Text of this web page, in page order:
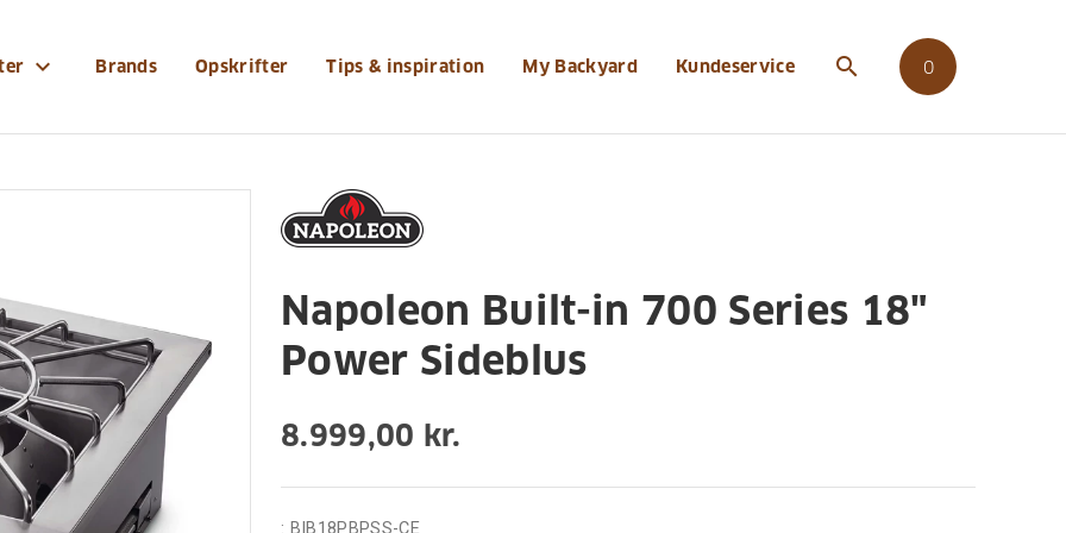
expand_more Brands Opskrifter Tips & inspiration My Backyard Kundeservice search 0
Napoleon Built-in 700 Series 18"
Power Sideblus
8.999,00 kr.
: BIB18PBPSS-CE